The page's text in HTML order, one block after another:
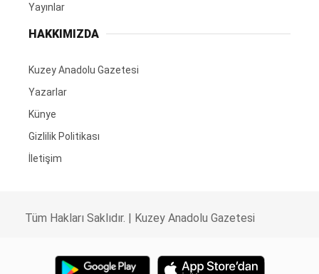
Yayınlar
HAKKIMIZDA
Kuzey Anadolu Gazetesi
Yazarlar
Künye
Gizlilik Politikası
İletişim
Tüm Hakları Saklıdır. | Kuzey Anadolu Gazetesi